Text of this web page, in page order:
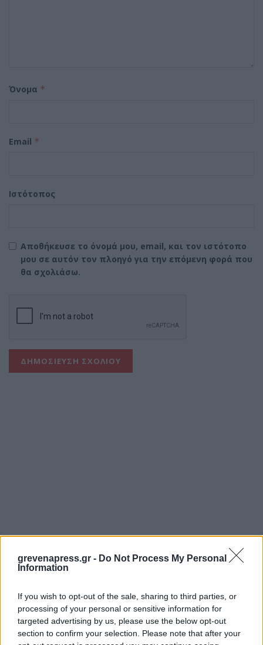
grevenapress.gr - Do Not Process My Personal
Information
If you wish to opt-out of the sale, sharing to third parties, or
processing of your personal or sensitive information for
targeted advertising by us, please use the below opt-out
section to confirm your selection. Please note that after your
Όνομα *
Email *
Ιστότοπος
Αποθήκευσε το όνομά μου, email, και τον ιστότοπο
μου σε αυτόν τον πλοηγό για την επόμενη φορά που
θα σχολιάσω.